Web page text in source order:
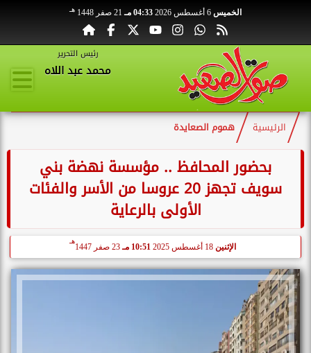
الخميس 04:33 مـ 21 صفر 1448 هـ
رئيس التحرير
محمد عبد اللاه
الرئيسية هموم الصعايدة
بحضور المحافظ .. مؤسسة نهضة بني
سويف تجهز 20 عروسا من الأسر والفئات
الأولى بالرعاية
الإثنين 10:51 مـ 23 صفر 1447
هـ